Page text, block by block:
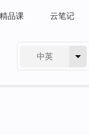
品课 云笔记
中英